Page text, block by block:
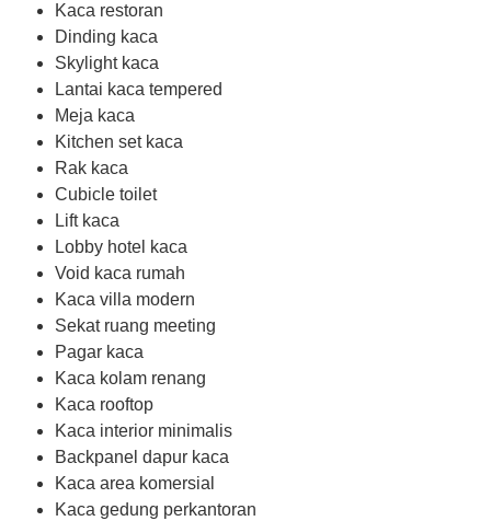
Kaca restoran
Dinding kaca
Skylight kaca
Lantai kaca tempered
Meja kaca
Kitchen set kaca
Rak kaca
Cubicle toilet
Lift kaca
Lobby hotel kaca
Void kaca rumah
Kaca villa modern
Sekat ruang meeting
Pagar kaca
Kaca kolam renang
Kaca rooftop
Kaca interior minimalis
Backpanel dapur kaca
Kaca area komersial
Kaca gedung perkantoran